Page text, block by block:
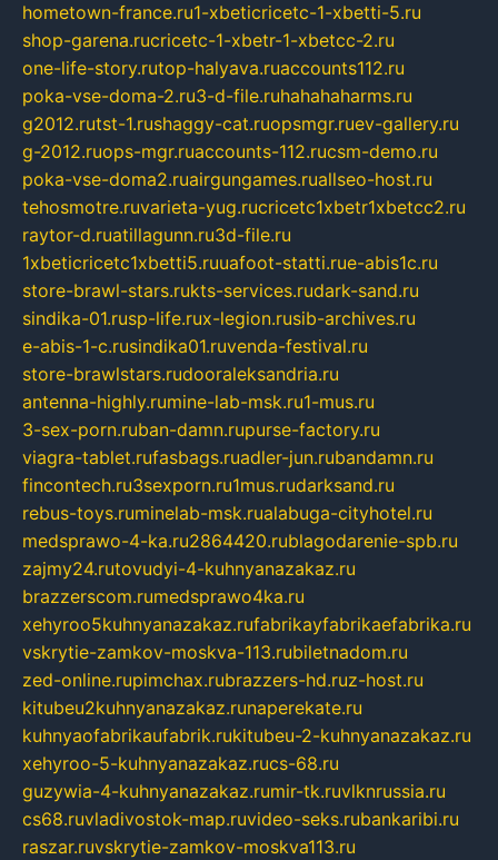
hometown-france.ru1-xbeticricetc-1-xbetti-5.ru
shop-garena.rucricetc-1-xbetr-1-xbetcc-2.ru
one-life-story.rutop-halyava.ruaccounts112.ru
poka-vse-doma-2.ru3-d-file.ruhahahaharms.ru
g2012.rutst-1.rushaggy-cat.ruopsmgr.ruev-gallery.ru
g-2012.ruops-mgr.ruaccounts-112.rucsm-demo.ru
poka-vse-doma2.ruairgungames.ruallseo-host.ru
tehosmotre.ruvarieta-yug.rucricetc1xbetr1xbetcc2.ru
raytor-d.ruatillagunn.ru3d-file.ru
1xbeticricetc1xbetti5.ruuafoot-statti.rue-abis1c.ru
store-brawl-stars.rukts-services.rudark-sand.ru
sindika-01.rusp-life.rux-legion.rusib-archives.ru
e-abis-1-c.rusindika01.ruvenda-festival.ru
store-brawlstars.rudooraleksandria.ru
antenna-highly.rumine-lab-msk.ru1-mus.ru
3-sex-porn.ruban-damn.rupurse-factory.ru
viagra-tablet.rufasbags.ruadler-jun.rubandamn.ru
fincontech.ru3sexporn.ru1mus.rudarksand.ru
rebus-toys.ruminelab-msk.rualabuga-cityhotel.ru
medsprawo-4-ka.ru2864420.rublagodarenie-spb.ru
zajmy24.rutovudyi-4-kuhnyanazakaz.ru
brazzerscom.rumedsprawo4ka.ru
xehyroo5kuhnyanazakaz.rufabrikayfabrikaefabrika.ru
vskrytie-zamkov-moskva-113.rubiletnadom.ru
zed-online.rupimchax.rubrazzers-hd.ruz-host.ru
kitubeu2kuhnyanazakaz.runaperekate.ru
kuhnyaofabrikaufabrik.rukitubeu-2-kuhnyanazakaz.ru
xehyroo-5-kuhnyanazakaz.rucs-68.ru
guzywia-4-kuhnyanazakaz.rumir-tk.ruvlknrussia.ru
cs68.ruvladivostok-map.ruvideo-seks.rubankaribi.ru
raszar.ruvskrytie-zamkov-moskva113.ru